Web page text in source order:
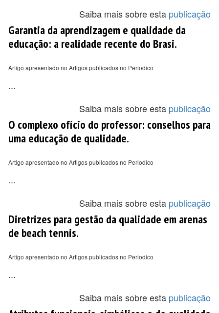
Saiba mais sobre esta publicação
Garantia da aprendizagem e qualidade da
educação: a realidade recente do Brasi.
Artigo apresentado no Artigos publicados no Periodico
...
Saiba mais sobre esta publicação
O complexo ofício do professor: conselhos para
uma educação de qualidade.
Artigo apresentado no Artigos publicados no Periodico
...
Saiba mais sobre esta publicação
Diretrizes para gestão da qualidade em arenas
de beach tennis.
Artigo apresentado no Artigos publicados no Periodico
...
Saiba mais sobre esta publicação